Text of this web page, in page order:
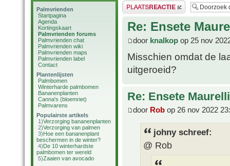
Palmvrienden
Startpagina
Agenda
Kortingskaart
Palmvrienden forums
Palmvrienden chat
Palmvrienden wiki
Palmvrienden maps
Palmvrienden label
Contact
Plantenlijsten
Palmbomen
Winterharde palmbomen
Bananenplanten
Canna's (bloemriet)
Palmvarens
Populairste artikels
1)Verzorging bananenplanten
2)Verzorging van palmen
3)Hoe een bananenplant
beschermen in de winter?
4)De 10 winterhardste
palmbomen ter wereld
5)Zaaien van avocado
Plaats een reactie
Re: Ensete
door knalkop op 25 nov
Misschien omdat de
uitgeroeid?
Re: Ensete
door Rob op 26 nov 2022
johny schreef:
@ Rob